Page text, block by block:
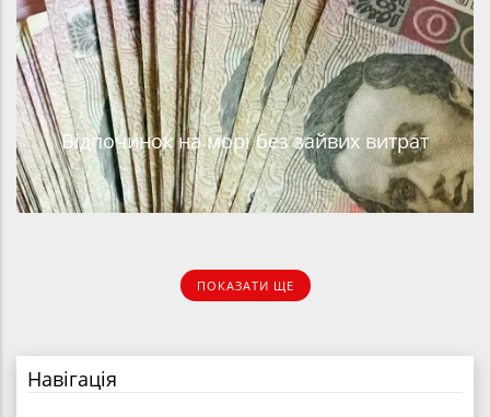
Відпочинок на морі без зайвих витрат
ПОКАЗАТИ ЩЕ
Навігація